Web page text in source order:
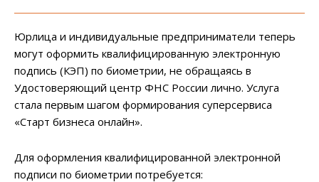
Юрлица и индивидуальные предприниматели теперь
могут оформить квалифицированную электронную
подпись (КЭП) по биометрии, не обращаясь в
Удостоверяющий центр ФНС России лично. Услуга
стала первым шагом формирования суперсервиса
«Старт бизнеса онлайн».
Для оформления квалифицированной электронной
подписи по биометрии потребуется: